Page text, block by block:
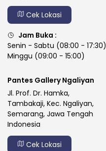
Cek Lokasi
Jam Buka :
Senin - Sabtu (08:00 - 17:30)
Minggu (09:00 - 15:00)
Pantes Gallery Ngaliyan
Jl. Prof. Dr. Hamka,
Tambakaji, Kec. Ngaliyan,
Semarang, Jawa Tengah
Indonesia
Cek Lokasi